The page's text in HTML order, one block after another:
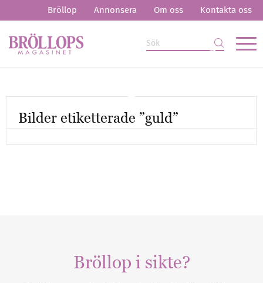
Bröllop Annonsera Om oss Kontakta oss
Bilder etiketterade ”guld”
Bröllop i sikte?